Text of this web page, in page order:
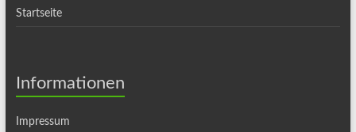
Startseite
Informationen
Impressum